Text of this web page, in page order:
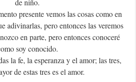
de niño.
presente vemos las cosas como en
adivinarlas, pero entonces las veremos
en parte, pero entonces conoceré
soy conocido.
la fe, la esperanza y el amor; las tres,
de estas tres es el amor.